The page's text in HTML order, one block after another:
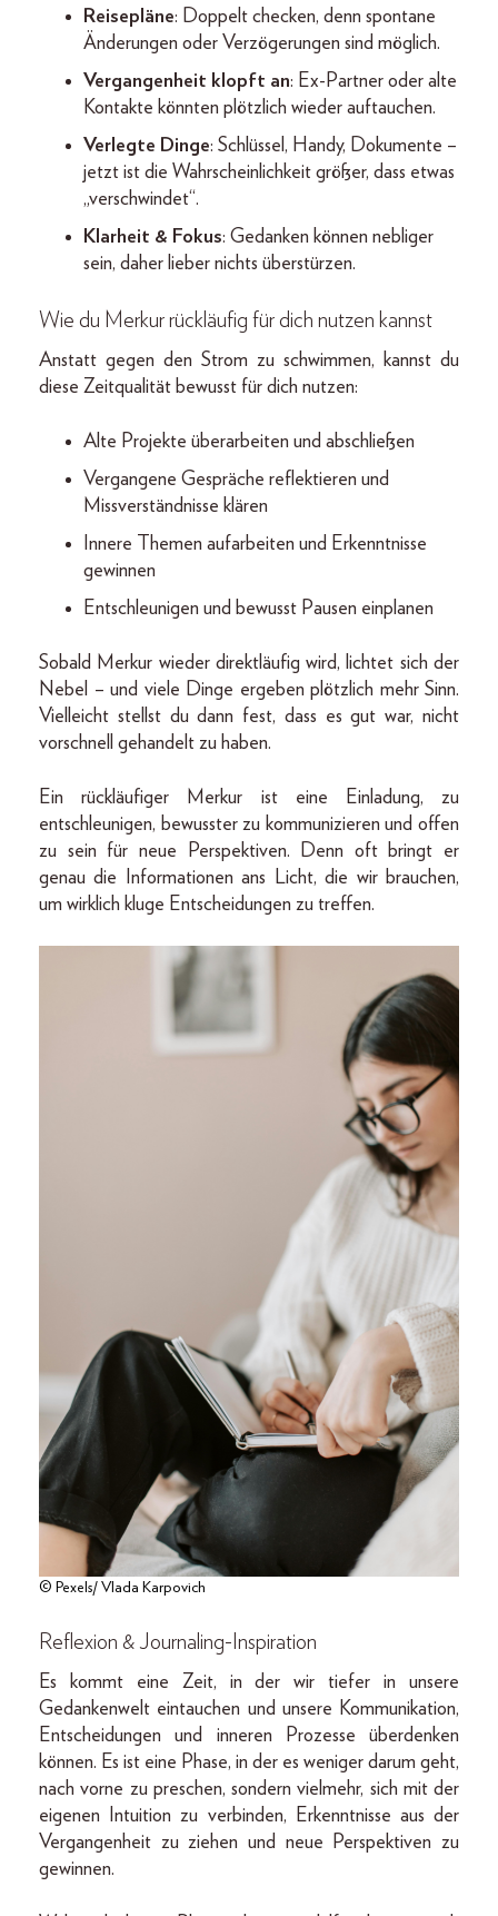
Reisepläne: Doppelt checken, denn spontane
Änderungen oder Verzögerungen sind möglich.
Vergangenheit klopft an: Ex-Partner oder alte
Kontakte könnten plötzlich wieder auftauchen.
Verlegte Dinge: Schlüssel, Handy, Dokumente –
jetzt ist die Wahrscheinlichkeit größer, dass etwas
„verschwindet“.
Klarheit & Fokus: Gedanken können nebliger
sein, daher lieber nichts überstürzen.
Wie du Merkur rückläufig für dich nutzen kannst
Anstatt gegen den Strom zu schwimmen, kannst du
diese Zeitqualität bewusst für dich nutzen:
Alte Projekte überarbeiten und abschließen
Vergangene Gespräche reflektieren und
Missverständnisse klären
Innere Themen aufarbeiten und Erkenntnisse
gewinnen
Entschleunigen und bewusst Pausen einplanen
Sobald Merkur wieder direktläufig wird, lichtet sich der
Nebel – und viele Dinge ergeben plötzlich mehr Sinn.
Vielleicht stellst du dann fest, dass es gut war, nicht
vorschnell gehandelt zu haben.
Ein rückläufiger Merkur ist eine Einladung, zu
entschleunigen, bewusster zu kommunizieren und offen
zu sein für neue Perspektiven. Denn oft bringt er
genau die Informationen ans Licht, die wir brauchen,
um wirklich kluge Entscheidungen zu treffen.
© Pexels/ Vlada Karpovich
Reflexion & Journaling-Inspiration
Es kommt eine Zeit, in der wir tiefer in unsere
Gedankenwelt eintauchen und unsere Kommunikation,
Entscheidungen und inneren Prozesse überdenken
können. Es ist eine Phase, in der es weniger darum geht,
nach vorne zu preschen, sondern vielmehr, sich mit der
eigenen Intuition zu verbinden, Erkenntnisse aus der
Vergangenheit zu ziehen und neue Perspektiven zu
gewinnen.